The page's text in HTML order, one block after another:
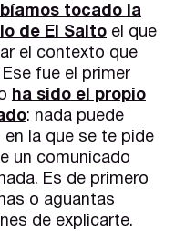
tocado la
de El Salto el que
el contexto que
fue el primer
ha sido el propio
: nada puede
la que se te pide
un comunicado
Es de primero
o aguantas
de explicarte.